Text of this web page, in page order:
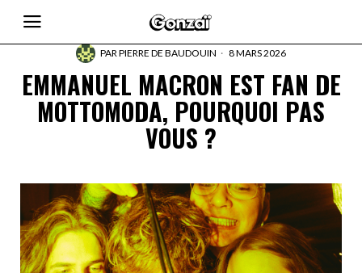
PARPIERRE DE BAUDOUIN 8 MARS 2026
EMMANUEL MACRON EST FAN DE
MOTTOMODA, POURQUOI PAS
VOUS ?